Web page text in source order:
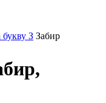
З Забир